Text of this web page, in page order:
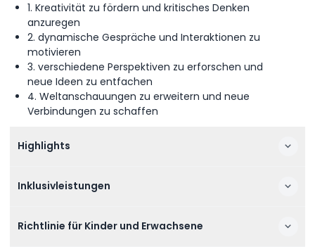
1. Kreativität zu fördern und kritisches Denken
anzuregen
2. dynamische Gespräche und Interaktionen zu
motivieren
3. verschiedene Perspektiven zu erforschen und
neue Ideen zu entfachen
4. Weltanschauungen zu erweitern und neue
Verbindungen zu schaffen
Highlights
Inklusivleistungen
Richtlinie für Kinder und Erwachsene